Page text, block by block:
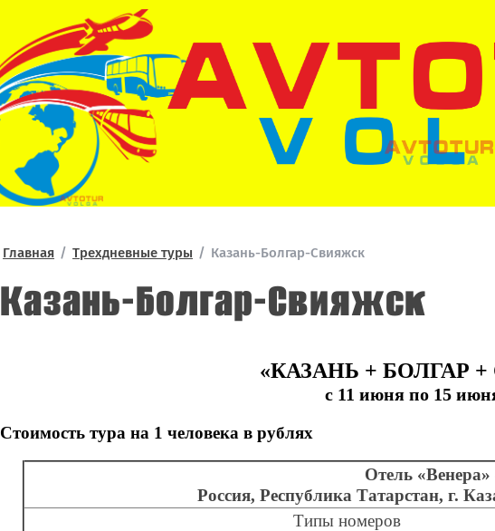
Главная / Трехдневные туры / Казань-Болгар-Свияжск
Казань-Болгар-Свияжск
«КАЗАНЬ + БОЛГАР
с 11 июня по 15
Стоимость тура на 1 человека в рублях
Отель
Россия, Республика Татарстан, г.
Типы номеров